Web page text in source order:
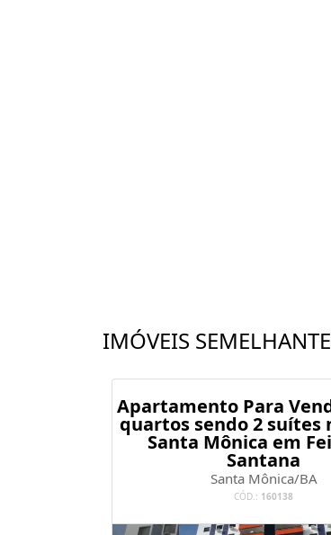
IMÓVEIS
Apartamento Para
quartos sendo 2 suítes
Santa Mônica em
Santana
Santa Mônica/BA
CÓD.: 160138